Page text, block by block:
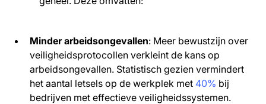
Minder arbeidsongevallen: Meer bewustzijn over
veiligheidsprotocollen verkleint de kans op
arbeidsongevallen. Statistisch gezien vermindert
het aantal letsels op de werkplek met 40% bij
bedrijven met effectieve veiligheidssystemen.